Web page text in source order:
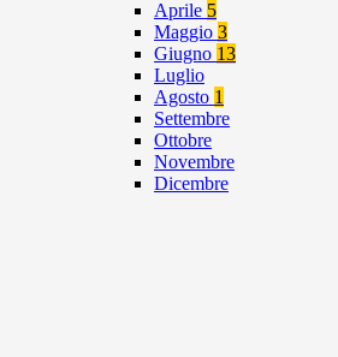
Aprile 5
Maggio 3
Giugno 13
Luglio
Agosto 1
Settembre
Ottobre
Novembre
Dicembre